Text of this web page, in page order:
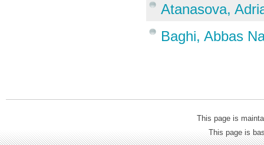
Atanasova,
Baghi, Abbas
This page is
This page is